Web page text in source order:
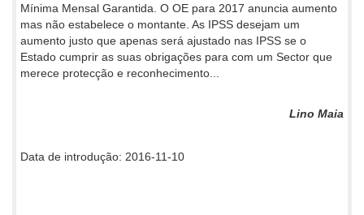
Mínima Mensal Garantida. O OE para 2017 anuncia aumento
mas não estabelece o montante. As IPSS desejam um
aumento justo que apenas será ajustado nas IPSS se o
Estado cumprir as suas obrigações para com um Sector que
merece protecção e reconhecimento...
Lino Maia
Data de introdução: 2016-11-10